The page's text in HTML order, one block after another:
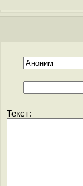
Текст: